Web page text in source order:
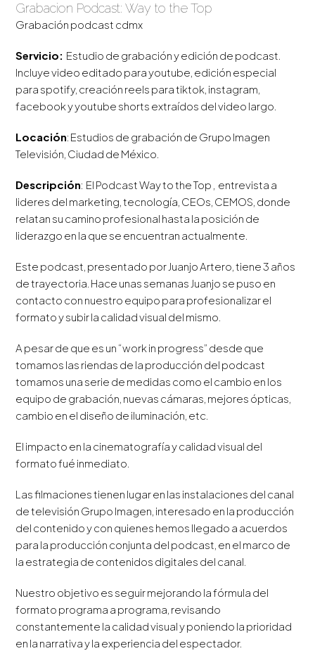
Grabacion Podcast: Way to the Top
Grabación podcast cdmx
Servicio: Estudio de grabación y edición de podcast.
Incluye video editado para youtube, edición especial
para spotify, creación reels para tiktok, instagram,
facebook y youtube shorts extraídos del video largo.
Locación: Estudios de grabación de Grupo Imagen
Televisión, Ciudad de México.
Descripción: El Podcast Way to the Top , entrevista a
lideres del marketing, tecnología, CEOs, CEMOS, donde
relatan su camino profesional hasta la posición de
liderazgo en la que se encuentran actualmente.
Este podcast, presentado por Juanjo Artero, tiene 3 años
de trayectoria. Hace unas semanas Juanjo se puso en
contacto con nuestro equipo para profesionalizar el
formato y subir la calidad visual del mismo.
A pesar de que es un “work in progress” desde que
tomamos las riendas de la producción del podcast
tomamos una serie de medidas como el cambio en los
equipo de grabación, nuevas cámaras, mejores ópticas,
cambio en el diseño de iluminación, etc.
El impacto en la cinematografía y calidad visual del
formato fué inmediato.
Las filmaciones tienen lugar en las instalaciones del canal
de televisión Grupo Imagen, interesado en la producción
del contenido y con quienes hemos llegado a acuerdos
para la producción conjunta del podcast, en el marco de
la estrategia de contenidos digitales del canal.
Nuestro objetivo es seguir mejorando la fórmula del
formato programa a programa, revisando
constantemente la calidad visual y poniendo la prioridad
en la narrativa y la experiencia del espectador.